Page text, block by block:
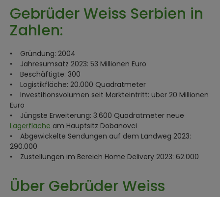
Gebrüder Weiss Serbien in
Zahlen:
• Gründung: 2004
• Jahresumsatz 2023: 53 Millionen Euro
• Beschäftigte: 300
• Logistikfläche: 20.000 Quadratmeter
• Investitionsvolumen seit Markteintritt: über 20 Millionen
Euro
• Jüngste Erweiterung: 3.600 Quadratmeter neue
Lagerfläche am Hauptsitz Dobanovci
• Abgewickelte Sendungen auf dem Landweg 2023:
290.000
• Zustellungen im Bereich Home Delivery 2023: 62.000
Über Gebrüder Weiss